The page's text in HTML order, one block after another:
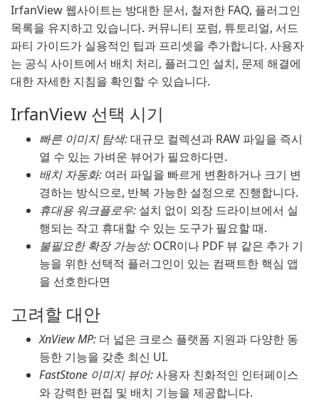
IrfanView 웹사이트는 방대한 문서, 철저한 FAQ, 플러그인
목록을 유지하고 있습니다. 커뮤니티 포럼, 튜토리얼, 서드
파티 가이드가 실용적인 팁과 프리셋을 추가합니다. 사용자
는 공식 사이트에서 배치 처리, 플러그인 설치, 문제 해결에
대한 자세한 지침을 확인할 수 있습니다.
IrfanView 선택 시기
빠른 이미지 탐색:대규모 컬렉션과 RAW 파일을 즉시
열 수 있는 가벼운 뷰어가 필요하다면.
배치 자동화: 여러 파일을 빠르게 변환하거나 크기 변
경하는 방식으로, 반복 가능한 설정으로 진행합니다.
휴대용 워크플로우: 설치 없이 외장 드라이브에서 실
행되는 작고 휴대할 수 있는 도구가 필요할 때.
불필요한 확장 가능성: OCR이나 PDF 뷰 같은 추가 기
능을 위한 선택적 플러그인이 있는 컴팩트한 핵심 앱
을 선호한다면
고려할 대안
XnView MP: 더 넓은 크로스 플랫폼 지원과 다양한 동
등한 기능을 갖춘 최신 UI.
FastStone 이미지 뷰어:사용자 친화적인 인터페이스
와 강력한 편집 및 배치 기능을 제공합니다.